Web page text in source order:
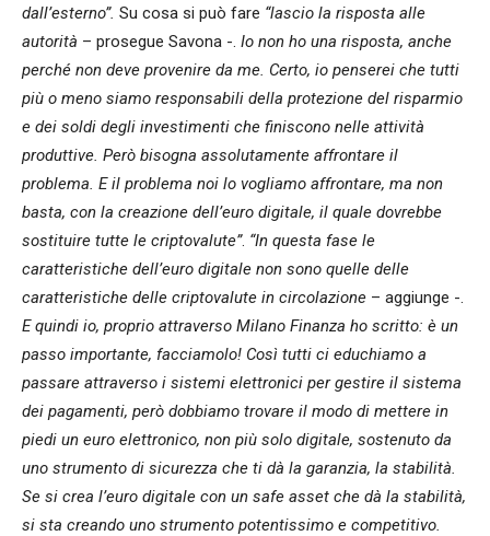
dall’esterno”. Su cosa si può fare “lascio la risposta alle
autorità – prosegue Savona -. Io non ho una risposta, anche
perché non deve provenire da me. Certo, io penserei che tutti
più o meno siamo responsabili della protezione del risparmio
e dei soldi degli investimenti che finiscono nelle attività
produttive. Però bisogna assolutamente affrontare il
problema. E il problema noi lo vogliamo affrontare, ma non
basta, con la creazione dell’euro digitale, il quale dovrebbe
sostituire tutte le criptovalute”. “In questa fase le
caratteristiche dell’euro digitale non sono quelle delle
caratteristiche delle criptovalute in circolazione – aggiunge -.
E quindi io, proprio attraverso Milano Finanza ho scritto: è un
passo importante, facciamolo! Così tutti ci educhiamo a
passare attraverso i sistemi elettronici per gestire il sistema
dei pagamenti, però dobbiamo trovare il modo di mettere in
piedi un euro elettronico, non più solo digitale, sostenuto da
uno strumento di sicurezza che ti dà la garanzia, la stabilità.
Se si crea l’euro digitale con un safe asset che dà la stabilità,
si sta creando uno strumento potentissimo e competitivo.